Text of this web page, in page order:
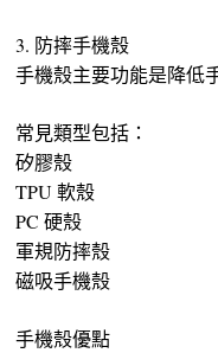
3. 防摔手機殼
手機殼主要功能是降低
常見類型包括：
矽膠殼
TPU 軟殼
PC 硬殼
軍規防摔殼
磁吸手機殼
手機殼優點